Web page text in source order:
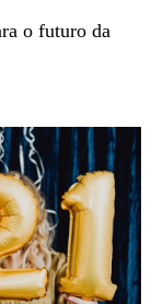
o futuro da